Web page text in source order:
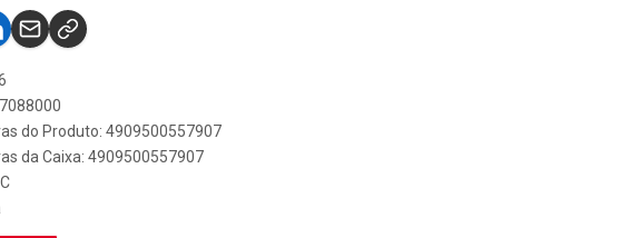
do Produto: 4909500557907
da Caixa: 4909500557907